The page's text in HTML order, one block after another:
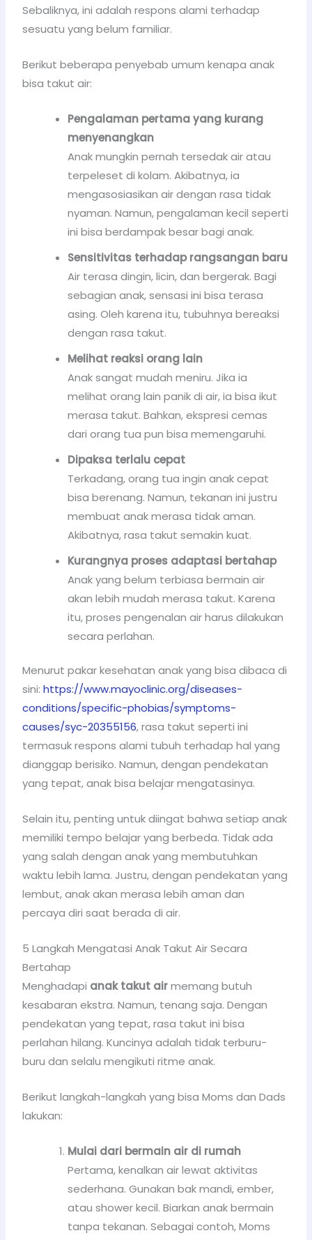
Sebaliknya, ini adalah respons alami terhadap
sesuatu yang belum familiar.
Berikut beberapa penyebab umum kenapa anak
bisa takut air:
Pengalaman pertama yang kurang
menyenangkan
Anak mungkin pernah tersedak air atau
terpeleset di kolam. Akibatnya, ia
mengasosiasikan air dengan rasa tidak
nyaman. Namun, pengalaman kecil seperti
ini bisa berdampak besar bagi anak.
Sensitivitas terhadap rangsangan baru
Air terasa dingin, licin, dan bergerak. Bagi
sebagian anak, sensasi ini bisa terasa
asing. Oleh karena itu, tubuhnya bereaksi
dengan rasa takut.
Melihat reaksi orang lain
Anak sangat mudah meniru. Jika ia
melihat orang lain panik di air, ia bisa ikut
merasa takut. Bahkan, ekspresi cemas
dari orang tua pun bisa memengaruhi.
Dipaksa terlalu cepat
Terkadang, orang tua ingin anak cepat
bisa berenang. Namun, tekanan ini justru
membuat anak merasa tidak aman.
Akibatnya, rasa takut semakin kuat.
Kurangnya proses adaptasi bertahap
Anak yang belum terbiasa bermain air
akan lebih mudah merasa takut. Karena
itu, proses pengenalan air harus dilakukan
secara perlahan.
Menurut pakar kesehatan anak yang bisa dibaca di
sini:https://www.mayoclinic.org/diseases-
conditions/specific-phobias/symptoms-
causes/syc-20355156, rasa takut seperti ini
termasuk respons alami tubuh terhadap hal yang
dianggap berisiko. Namun, dengan pendekatan
yang tepat, anak bisa belajar mengatasinya.
Selain itu, penting untuk diingat bahwa setiap anak
memiliki tempo belajar yang berbeda. Tidak ada
yang salah dengan anak yang membutuhkan
waktu lebih lama. Justru, dengan pendekatan yang
lembut, anak akan merasa lebih aman dan
percaya diri saat berada di air.
5 Langkah Mengatasi Anak Takut Air Secara
Bertahap
Menghadapi anak takut airmemang butuh
kesabaran ekstra. Namun, tenang saja. Dengan
pendekatan yang tepat, rasa takut ini bisa
perlahan hilang. Kuncinya adalah tidak terburu-
buru dan selalu mengikuti ritme anak.
Berikut langkah-langkah yang bisa Moms dan Dads
lakukan:
Mulai dari bermain air di rumah
Pertama, kenalkan air lewat aktivitas
sederhana. Gunakan bak mandi, ember,
atau shower kecil. Biarkan anak bermain
tanpa tekanan. Sebagai contoh, Moms